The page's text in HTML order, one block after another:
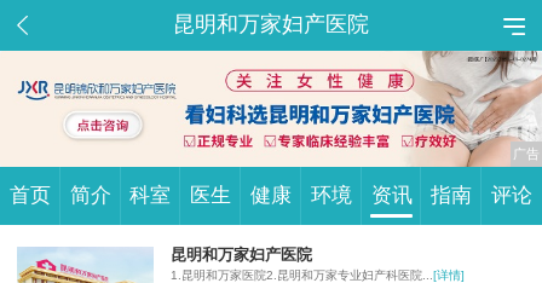
昆明和万家妇产医院
首页 简介 科室 医生 健康 环境 资讯 指南 评论
昆明和万家妇产医院
1.昆明和万家医院2.昆明和万家专业妇产科医院... [详情]